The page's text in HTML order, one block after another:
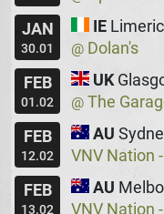
JAN
30.01
IE
@ Dolan's
FEB
01.02
UK
@ The
FEB
12.02
AU
FEB
13.02
AU